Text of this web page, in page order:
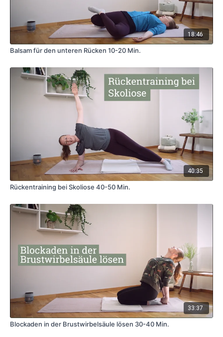
18:46
Balsam für den unteren Rücken 10-20 Min.
40:35
Rückentraining bei Skoliose 40-50 Min.
33:37
Blockaden in der Brustwirbelsäule lösen 30-40 Min.